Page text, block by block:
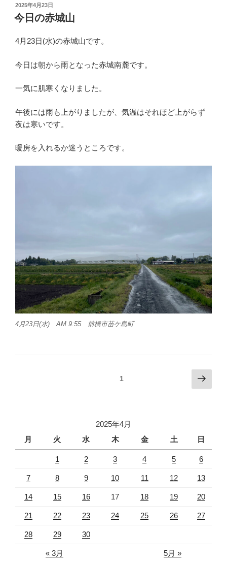
投
稿
日:
2025年4月23日
今日の赤城山
4月23日(水)の赤城山です。
今日は朝から雨となった赤城南麓です。
一気に肌寒くなりました。
午後には雨も上がりましたが、気温はそれほど上がらず
夜は寒いです。
暖房を入れるか迷うところです。
4月23日(水) AM 9:55 前橋市苗ケ島町
ー
1
次
の
2025年4月
月
火 水 木 金 土 日
1 2 3 4 5 6
7 8 9 10 11 12 13
14 15 16 17 18 19 20
21 22 23 24 25 26 27
28 29 30
« 3月 5月 »